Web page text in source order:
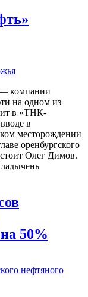
— компании
на одном из
в «ТНК-
в
месторождении
оренбургского
Олег Димов.
50%